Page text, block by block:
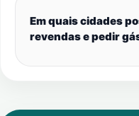
Em quais cidades
revendas e pedir